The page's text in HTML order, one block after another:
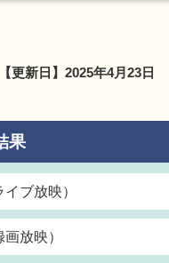
【更新日】 2025年4月23日
果
ブ放映）
放映）